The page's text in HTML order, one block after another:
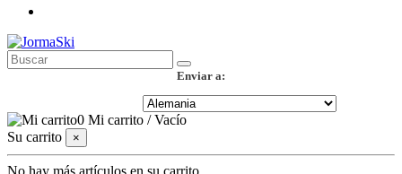
Enviar a:
0 Mi carrito /Vacío
Su carrito
×
No hay más artículos en su carrito